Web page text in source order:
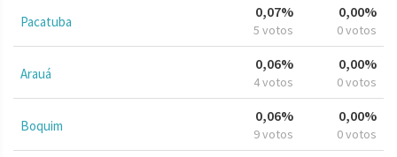
Pacatuba
0,07%
5 votos
0,00%
0 votos
Arauá
0,06%
4 votos
0,00%
0 votos
Boquim
0,06%
9 votos
0,00%
0 votos